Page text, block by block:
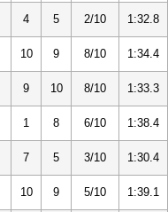
4 5 2/10 1:32.8
10 9 8/10 1:34.4
9 10 8/10 1:33.3
1 8 6/10 1:38.4
7 5 3/10 1:30.4
10 9 5/10 1:39.1